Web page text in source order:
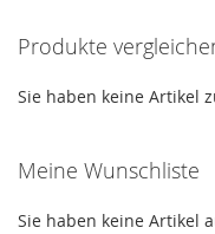
Produkte
Sie haben keine Artikel
Meine Wunschliste
Sie haben keine Artikel